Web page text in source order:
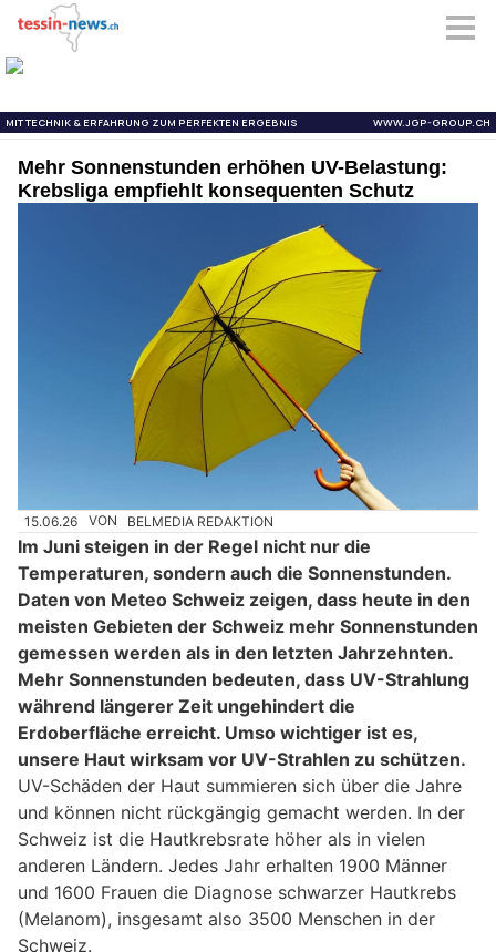
Mehr Sonnenstunden erhöhen UV-Belastung:
Krebsliga empfiehlt konsequenten Schutz
15.06.26 VON BELMEDIA REDAKTION
Im Juni steigen in der Regel nicht nur die
Temperaturen, sondern auch die Sonnenstunden.
Daten von Meteo Schweiz zeigen, dass heute in den
meisten Gebieten der Schweiz mehr Sonnenstunden
gemessen werden als in den letzten Jahrzehnten.
Mehr Sonnenstunden bedeuten, dass UV-Strahlung
während längerer Zeit ungehindert die
Erdoberfläche erreicht. Umso wichtiger ist es,
unsere Haut wirksam vor UV-Strahlen zu schützen.
UV-Schäden der Haut summieren sich über die Jahre
und können nicht rückgängig gemacht werden. In der
Schweiz ist die Hautkrebsrate höher als in vielen
anderen Ländern. Jedes Jahr erhalten 1900 Männer
und 1600 Frauen die Diagnose schwarzer Hautkrebs
(Melanom), insgesamt also 3500 Menschen in der
Schweiz.